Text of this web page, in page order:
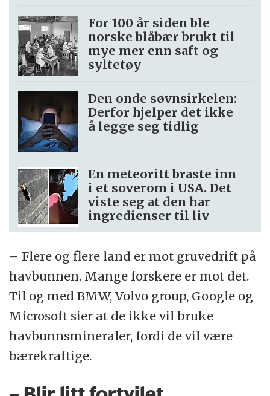
For 100 år siden ble
norske blåbær brukt til
mye mer enn saft og
syltetøy
Den onde søvnsirkelen:
Derfor hjelper det ikke
å legge seg tidlig
En meteoritt braste inn
i et soverom i USA. Det
viste seg at den har
ingredienser til liv
– Flere og flere land er mot gruvedrift på
havbunnen. Mange forskere er mot det.
Til og med BMW, Volvo group, Google og
Microsoft sier at de ikke vil bruke
havbunnsmineraler, fordi de vil være
bærekraftige.